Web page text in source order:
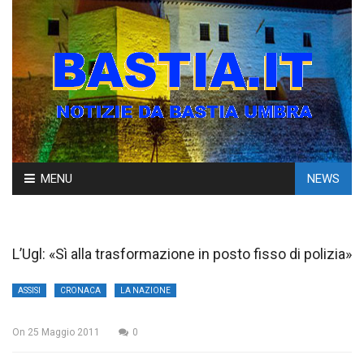
Skip
to
MENU NEWS
L’Ugl: «Sì alla trasformazione in posto fisso di polizia»
ASSISI CRONACA LA NAZIONE
On 25 Maggio 2011 0